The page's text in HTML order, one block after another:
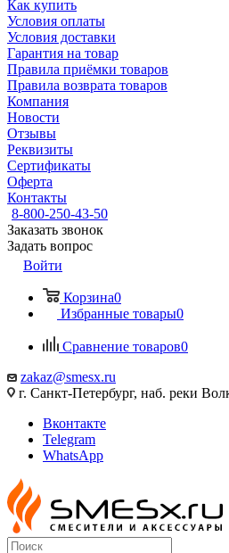
Как купить
Условия оплаты
Условия доставки
Гарантия на товар
Правила приёмки товаров
Правила возврата товаров
Компания
Новости
Отзывы
Реквизиты
Сертификаты
Оферта
Контакты
8-800-250-43-50
Заказать звонок
Задать вопрос
Войти
Корзина0
Избранные товары0
Сравнение товаров0
zakaz@smesx.ru
г. Санкт-Петербург, наб. реки
Вконтакте
Telegram
WhatsApp